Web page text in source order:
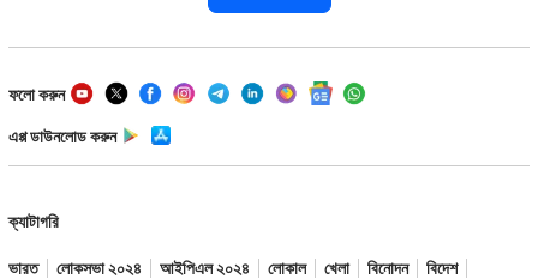
ফলো করুন
এপ্প ডাউনলোড করুন
ক্যাটাগরি
ভারত লোকসভা ২০২৪ আইপিএল ২০২৪ লোকাল খেলা বিনোদন
বিদেশ